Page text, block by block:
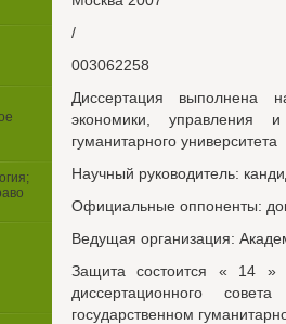
/
003062258
Диссертация выполнена
экономики, управления и
гуманитарного университета
Научный руководитель:
Официальные оппоненты:
Ведущая организация:
Защита состоится « 14
диссертационного
государственном